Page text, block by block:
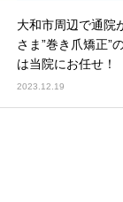
大和市周辺で通院
さま”巻き爪矯正”
は当院にお任せ！
2023.12.19